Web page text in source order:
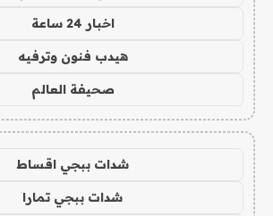
اخبار 24 ساعة
هيدب فنون وترفيه
صحيفة العالم
شدات ببجي اقساط
شدات ببجي تمارا